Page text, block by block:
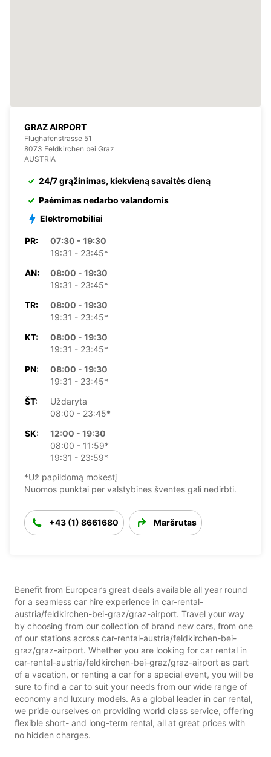
GRAZ AIRPORT
Flughafenstrasse 51
8073 Feldkirchen bei Graz
AUSTRIA
24/7 grąžinimas, kiekvieną savaitės dieną
Paėmimas nedarbo valandomis
Elektromobiliai
PR:
07:30 - 19:30
19:31 - 23:45*
AN:
08:00 - 19:30
19:31 - 23:45*
TR:
08:00 - 19:30
19:31 - 23:45*
KT:
08:00 - 19:30
19:31 - 23:45*
PN:
08:00 - 19:30
19:31 - 23:45*
ŠT:
Uždaryta
08:00 - 23:45*
SK:
12:00 - 19:30
08:00 - 11:59*
19:31 - 23:59*
*Už papildomą mokestį
Nuomos punktai per valstybines šventes gali nedirbti.
+43 (1) 8661680 Maršrutas
Benefit from Europcar’s great deals available all year round
for a seamless car hire experience in car-rental-
austria/feldkirchen-bei-graz/graz-airport. Travel your way
by choosing from our collection of brand new cars, from one
of our stations across car-rental-austria/feldkirchen-bei-
graz/graz-airport. Whether you are looking for car rental in
car-rental-austria/feldkirchen-bei-graz/graz-airport as part
of a vacation, or renting a car for a special event, you will be
sure to find a car to suit your needs from our wide range of
economy and luxury models. As a global leader in car rental,
we pride ourselves on providing world class service, offering
flexible short- and long-term rental, all at great prices with
no hidden charges.